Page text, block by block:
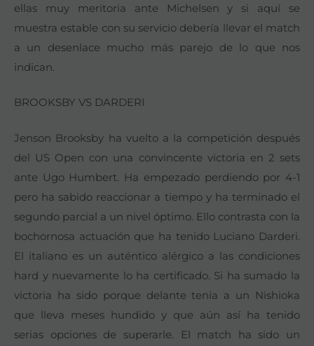
ellas muy meritoria ante Michelsen y si aquí se
muestra estable con su servicio debería llevar el match
a un desenlace mucho más parejo de lo que nos
indican.
BROOKSBY VS DARDERI
Jenson Brooksby ha vuelto a la competición después
del US Open con una convincente victoria en 2 sets
ante Ugo Humbert. Ha empezado perdiendo por 4-1
pero ha sabido reaccionar a tiempo y ha terminado el
segundo parcial a un nivel óptimo. Ello contrasta con la
bochornosa actuación que ha tenido Luciano Darderi.
El italiano es un auténtico alérgico a las condiciones
hard y nuevamente lo ha certificado. Si ha sumado la
victoria ha sido porque delante tenía a un Nishioka
que lleva meses hundido y que aún así ha tenido
serias opciones de superarle. El match ha sido un